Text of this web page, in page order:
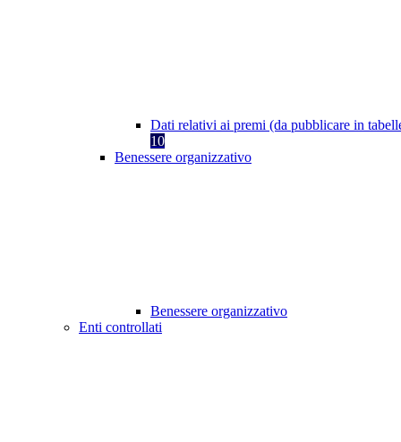
Dati relativi ai premi (da pubblicare in
10
Benessere organizzativo
Benessere organizzativo
Enti controllati